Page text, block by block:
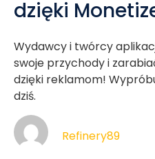
dzięki
Wydawcy i twórcy
swoje przychody i
dzięki reklamom!
dziś.
Refinery89